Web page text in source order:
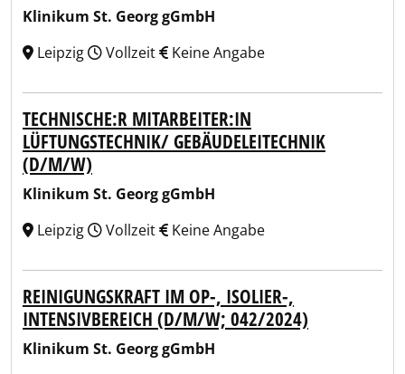
Klinikum St. Georg gGmbH
Leipzig
Vollzeit Keine Angabe
TECHNISCHE:R MITARBEITER:IN
LÜFTUNGSTECHNIK/ GEBÄUDELEITECHNIK
(D/M/W)
Klinikum St. Georg gGmbH
Leipzig
Vollzeit Keine Angabe
REINIGUNGSKRAFT IM OP-, ISOLIER-,
INTENSIVBEREICH (D/M/W; 042/2024)
Klinikum St. Georg gGmbH